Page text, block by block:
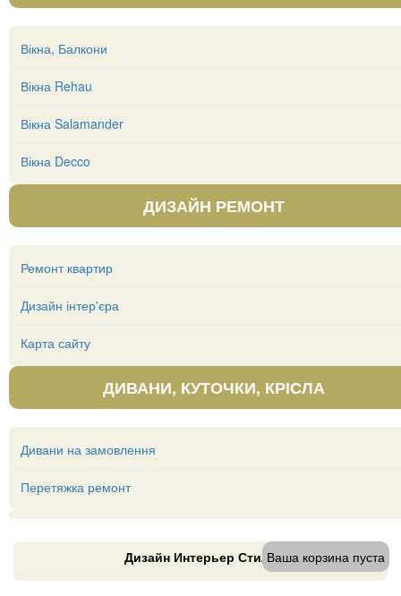
Вікна, Балкони
Вікна Rehau
Вікна Salamander
Вікна Decco
ДИЗАЙН РЕМОНТ
Ремонт квартир
Дизайн інтер'єра
Карта сайту
ДИВАНИ, КУТОЧКИ, КРІСЛА
Дивани на замовлення
Перетяжка ремонт
Ваша корзина пуста
Дизайн Интерьер Стиль